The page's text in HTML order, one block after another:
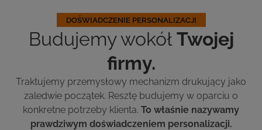
DOŚWIADCZENIE PERSONALIZACJI
Budujemy wokół Twojej
firmy.
Traktujemy przemysłowy mechanizm drukujący jako
zaledwie początek. Resztę budujemy w oparciu o
konkretne potrzeby klienta. To właśnie nazywamy
prawdziwym doświadczeniem personalizacji.